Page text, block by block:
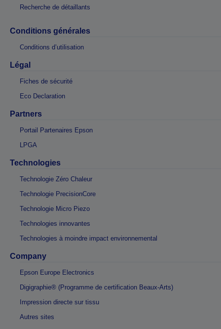
Recherche de détaillants
Conditions générales
Conditions d’utilisation
Légal
Fiches de sécurité
Eco Declaration
Partners
Portail Partenaires Epson
LPGA
Technologies
Technologie Zéro Chaleur
Technologie PrecisionCore
Technologie Micro Piezo
Technologies innovantes
Technologies à moindre impact environnemental
Company
Epson Europe Electronics
Digigraphie® (Programme de certification Beaux-Arts)
Impression directe sur tissu
Autres sites